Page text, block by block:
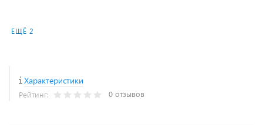
ЕЩЁ 2
Характеристики
Рейтинг: 0 отзывов